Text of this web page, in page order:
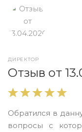
ДИРЕКТОР
Отзыв от
Обратился в
вопросы с